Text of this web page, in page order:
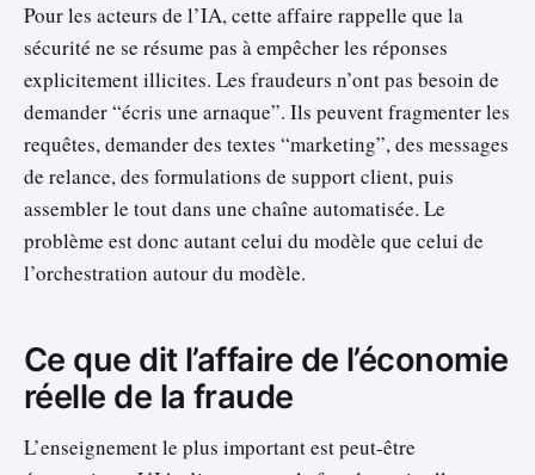
Pour les acteurs de l’IA, cette affaire rappelle que la
sécurité ne se résume pas à empêcher les réponses
explicitement illicites. Les fraudeurs n’ont pas besoin de
demander “écris une arnaque”. Ils peuvent fragmenter les
requêtes, demander des textes “marketing”, des messages
de relance, des formulations de support client, puis
assembler le tout dans une chaîne automatisée. Le
problème est donc autant celui du modèle que celui de
l’orchestration autour du modèle.
Ce que dit l’affaire de l’économie
réelle de la fraude
L’enseignement le plus important est peut-être